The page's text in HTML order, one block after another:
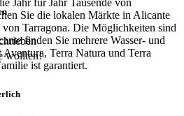
Jahr für Jahr Tausende von
Sie die lokalen Märkte in Alicante
Tarragona. Die Möglichkeiten sind
finden Sie mehrere Wasser- und
Terra Natura und Terra
ist garantiert.
wollten!